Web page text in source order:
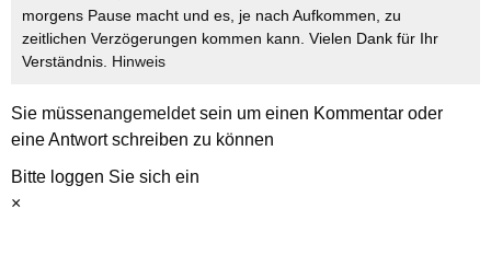
morgens Pause macht und es, je nach Aufkommen, zu
zeitlichen Verzögerungen kommen kann. Vielen Dank für Ihr
Verständnis. Hinweis
Sie müssenangemeldetsein um einen Kommentar oder
eine Antwort schreiben zu können
Bitte loggen Sie sich ein
×